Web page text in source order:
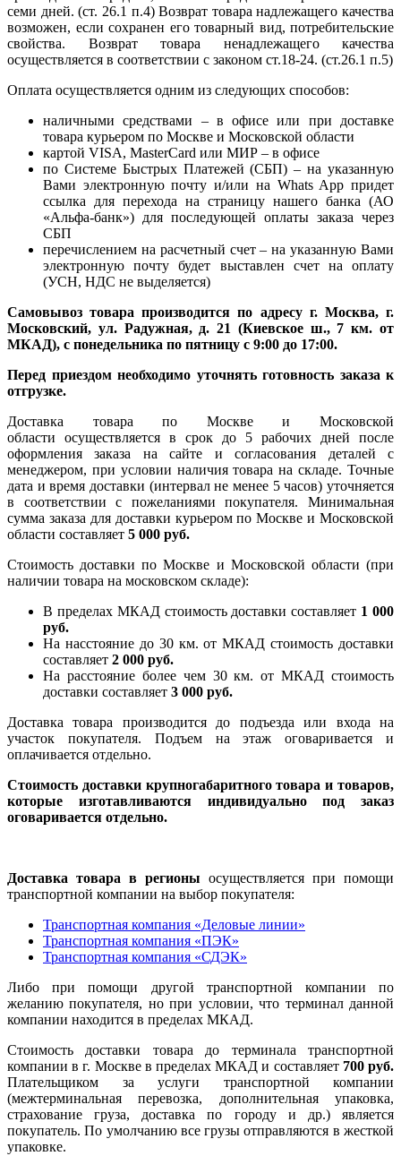
семи дней. (ст. 26.1 п.4) Возврат товара надлежащего качества
возможен, если сохранен его товарный вид, потребительские
свойства. Возврат товара ненадлежащего качества
осуществляется в соответствии с законом ст.18-24. (ст.26.1 п.5)
Оплата осуществляется одним из следующих способов:
наличными средствами – в офисе или при доставке
товара курьером по Москве и Московской области
картой VISA, MasterCard или МИР – в офисе
по Системе Быстрых Платежей (СБП) – на указанную
Вами электронную почту и/или на Whats App придет
ссылка для перехода на страницу нашего банка (АО
«Альфа-банк») для последующей оплаты заказа через
СБП
перечислением на расчетный счет – на указанную Вами
электронную почту будет выставлен счет на оплату
(УСН, НДС не выделяется)
Самовывоз товара производится по адресу г. Москва, г.
Московский, ул. Радужная, д. 21 (Киевское ш., 7 км. от
МКАД), с понедельника по пятницу с 9:00 до 17:00.
Перед приездом необходимо уточнять готовность заказа к
отгрузке.
Доставка товара по Москве и Московской
области осуществляется в срок до 5 рабочих дней после
оформления заказа на сайте и согласования деталей с
менеджером, при условии наличия товара на складе. Точные
дата и время доставки (интервал не менее 5 часов) уточняется
в соответствии с пожеланиями покупателя. Минимальная
сумма заказа для доставки курьером по Москве и Московской
области составляет 5 000 руб.
Стоимость доставки по Москве и Московской области (при
наличии товара на московском складе):
В пределах МКАД стоимость доставки составляет 1 000
руб.
На насcтояние до 30 км. от МКАД стоимость доставки
составляет 2 000 руб.
На расстояние более чем 30 км. от МКАД стоимость
доставки составляет 3 000 руб.
Доставка товара производится до подъезда или входа на
участок покупателя. Подъем на этаж оговаривается и
оплачивается отдельно.
Стоимость доставки крупногабаритного товара и товаров,
которые изготавливаются индивидуально под заказ
оговаривается отдельно.
Доставка товара в регионы осуществляется при помощи
транспортной компании на выбор покупателя:
Транспортная компания «Деловые линии»
Транспортная компания «ПЭК»
Транспортная компания «СДЭК»
Либо при помощи другой транспортной компании по
желанию покупателя, но при условии, что терминал данной
компании находится в пределах МКАД.
Стоимость доставки товара до терминала транспортной
компании в г. Москве в пределах МКАД и составляет 700 руб.
Плательщиком за услуги транспортной компании
(межтерминальная перевозка, дополнительная упаковка,
страхование груза, доставка по городу и др.) является
покупатель. По умолчанию все грузы отправляются в жесткой
упаковке.